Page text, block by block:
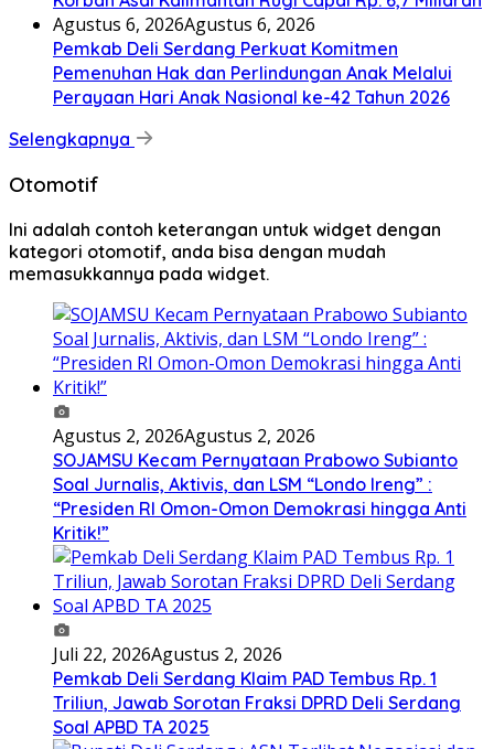
Agustus 6, 2026Agustus 6, 2026
Pemkab Deli Serdang Perkuat Komitmen
Pemenuhan Hak dan Perlindungan Anak Melalui
Perayaan Hari Anak Nasional ke-42 Tahun 2026
Selengkapnya
Otomotif
Ini adalah contoh keterangan untuk widget dengan
kategori otomotif, anda bisa dengan mudah
memasukkannya pada widget.
Agustus 2, 2026Agustus 2, 2026
SOJAMSU Kecam Pernyataan Prabowo Subianto
Soal Jurnalis, Aktivis, dan LSM “Londo Ireng” :
“Presiden RI Omon-Omon Demokrasi hingga Anti
Kritik!”
Juli 22, 2026Agustus 2, 2026
Pemkab Deli Serdang Klaim PAD Tembus Rp. 1
Triliun, Jawab Sorotan Fraksi DPRD Deli Serdang
Soal APBD TA 2025